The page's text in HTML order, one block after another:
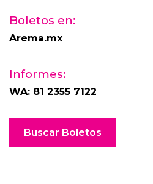
Boletos en:
Arema.mx
Informes:
WA: 81 2355 7122
Buscar Boletos